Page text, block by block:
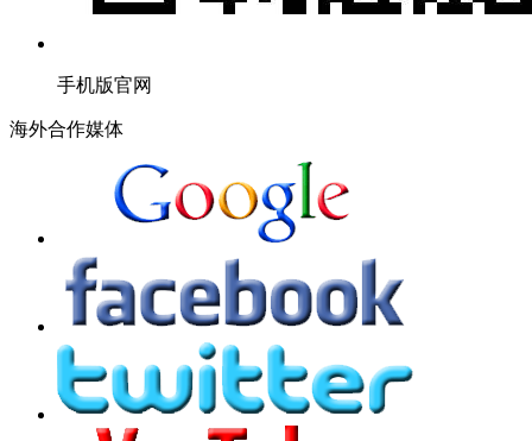
手机版官网
海外合作媒体